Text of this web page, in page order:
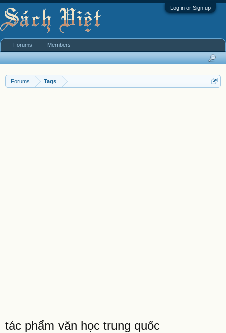
Log in or Sign up
Forums Tags
tác phẩm văn học trung quốc
Forums Members